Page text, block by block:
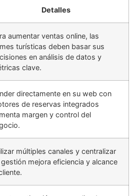
Detalles
aumentar ventas online, las
turísticas deben basar sus
en análisis de datos y
clave.
directamente en su web con
de reservas integrados
margen y control del
múltiples canales y centralizar
gestión mejora eficiencia y alcance